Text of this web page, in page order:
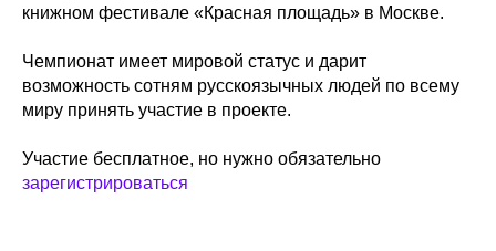
книжном фестивале «Красная площадь» в Москве.
Чемпионат имеет мировой статус и дарит
возможность сотням русскоязычных людей по всему
миру принять участие в проекте.
Участие бесплатное, но нужно обязательно
зарегистрироваться